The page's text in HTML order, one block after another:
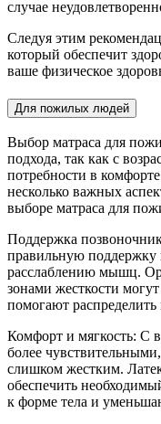
случае
Следуя этим
который обеспечит
ваше физическое
Для пожилых людей
Выбор матраса для
подхода, так как с
потребности в
несколько важных
выборе матраса для
Поддержка
правильную поддержку
расслаблению мышц.
зонами жесткости
помогают распределить
Комфорт и мягкость: С
более
слишком жестким.
обеспечить
к форме тела и